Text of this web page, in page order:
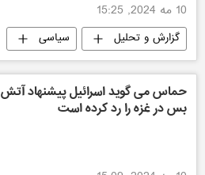
10 مه 2024, 15:25
گزارش و تحلیل سیاسی
حماس می گوید اسرائیل پیشنهاد آتش
بس در غزه را رد کرده است